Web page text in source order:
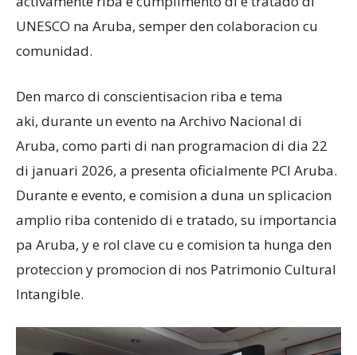
UNESCO na Aruba, semper den colaboracion cu
comunidad.
Den marco di conscientisacion riba e tema
aki, durante un evento na Archivo Nacional di
Aruba, como parti di nan programacion di dia 22
di januari 2026, a presenta oficialmente PCI Aruba.
Durante e evento, e comision a duna un splicacion
amplio riba contenido di e tratado, su importancia
pa Aruba, y e rol clave cu e comision ta hunga den
proteccion y promocion di nos Patrimonio Cultural
Intangible.